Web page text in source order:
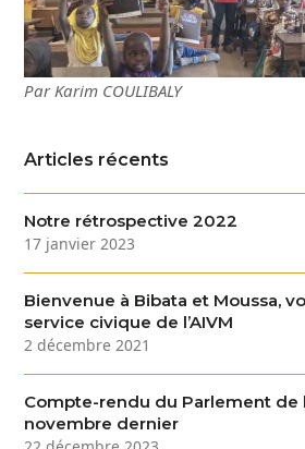
Par Karim COULIBALY
Articles récents
Notre rétrospective 2022
17 janvier 2023
Bienvenue à Bibata et Moussa,
service civique de l’AIVM
2 décembre 2021
Compte-rendu du Parlement de
novembre dernier